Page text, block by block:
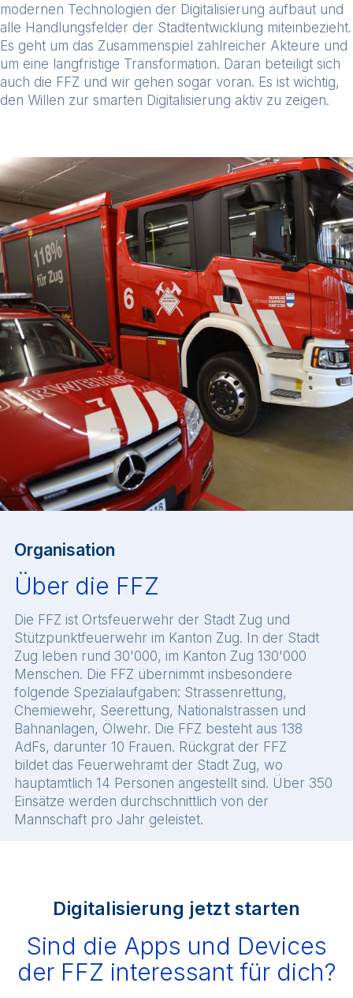
modernen Technologien der Digitalisierung aufbaut und
alle Handlungsfelder der Stadtentwicklung miteinbezieht.
Es geht um das Zusammenspiel zahlreicher Akteure und
um eine langfristige Transformation. Daran beteiligt sich
auch die FFZ und wir gehen sogar voran. Es ist wichtig,
den Willen zur smarten Digitalisierung aktiv zu zeigen.
Organisation
Über die FFZ
Die FFZ ist Ortsfeuerwehr der Stadt Zug und
Stützpunktfeuerwehr im Kanton Zug. In der Stadt
Zug leben rund 30'000, im Kanton Zug 130'000
Menschen. Die FFZ übernimmt insbesondere
folgende Spezialaufgaben: Strassenrettung,
Chemiewehr, Seerettung, Nationalstrassen und
Bahnanlagen, Ölwehr. Die FFZ besteht aus 138
AdFs, darunter 10 Frauen. Rückgrat der FFZ
bildet das Feuerwehramt der Stadt Zug, wo
hauptamtlich 14 Personen angestellt sind. Über 350
Einsätze werden durchschnittlich von der
Mannschaft pro Jahr geleistet.
Digitalisierung jetzt starten
Sind die Apps und Devices
der FFZ interessant für dich?